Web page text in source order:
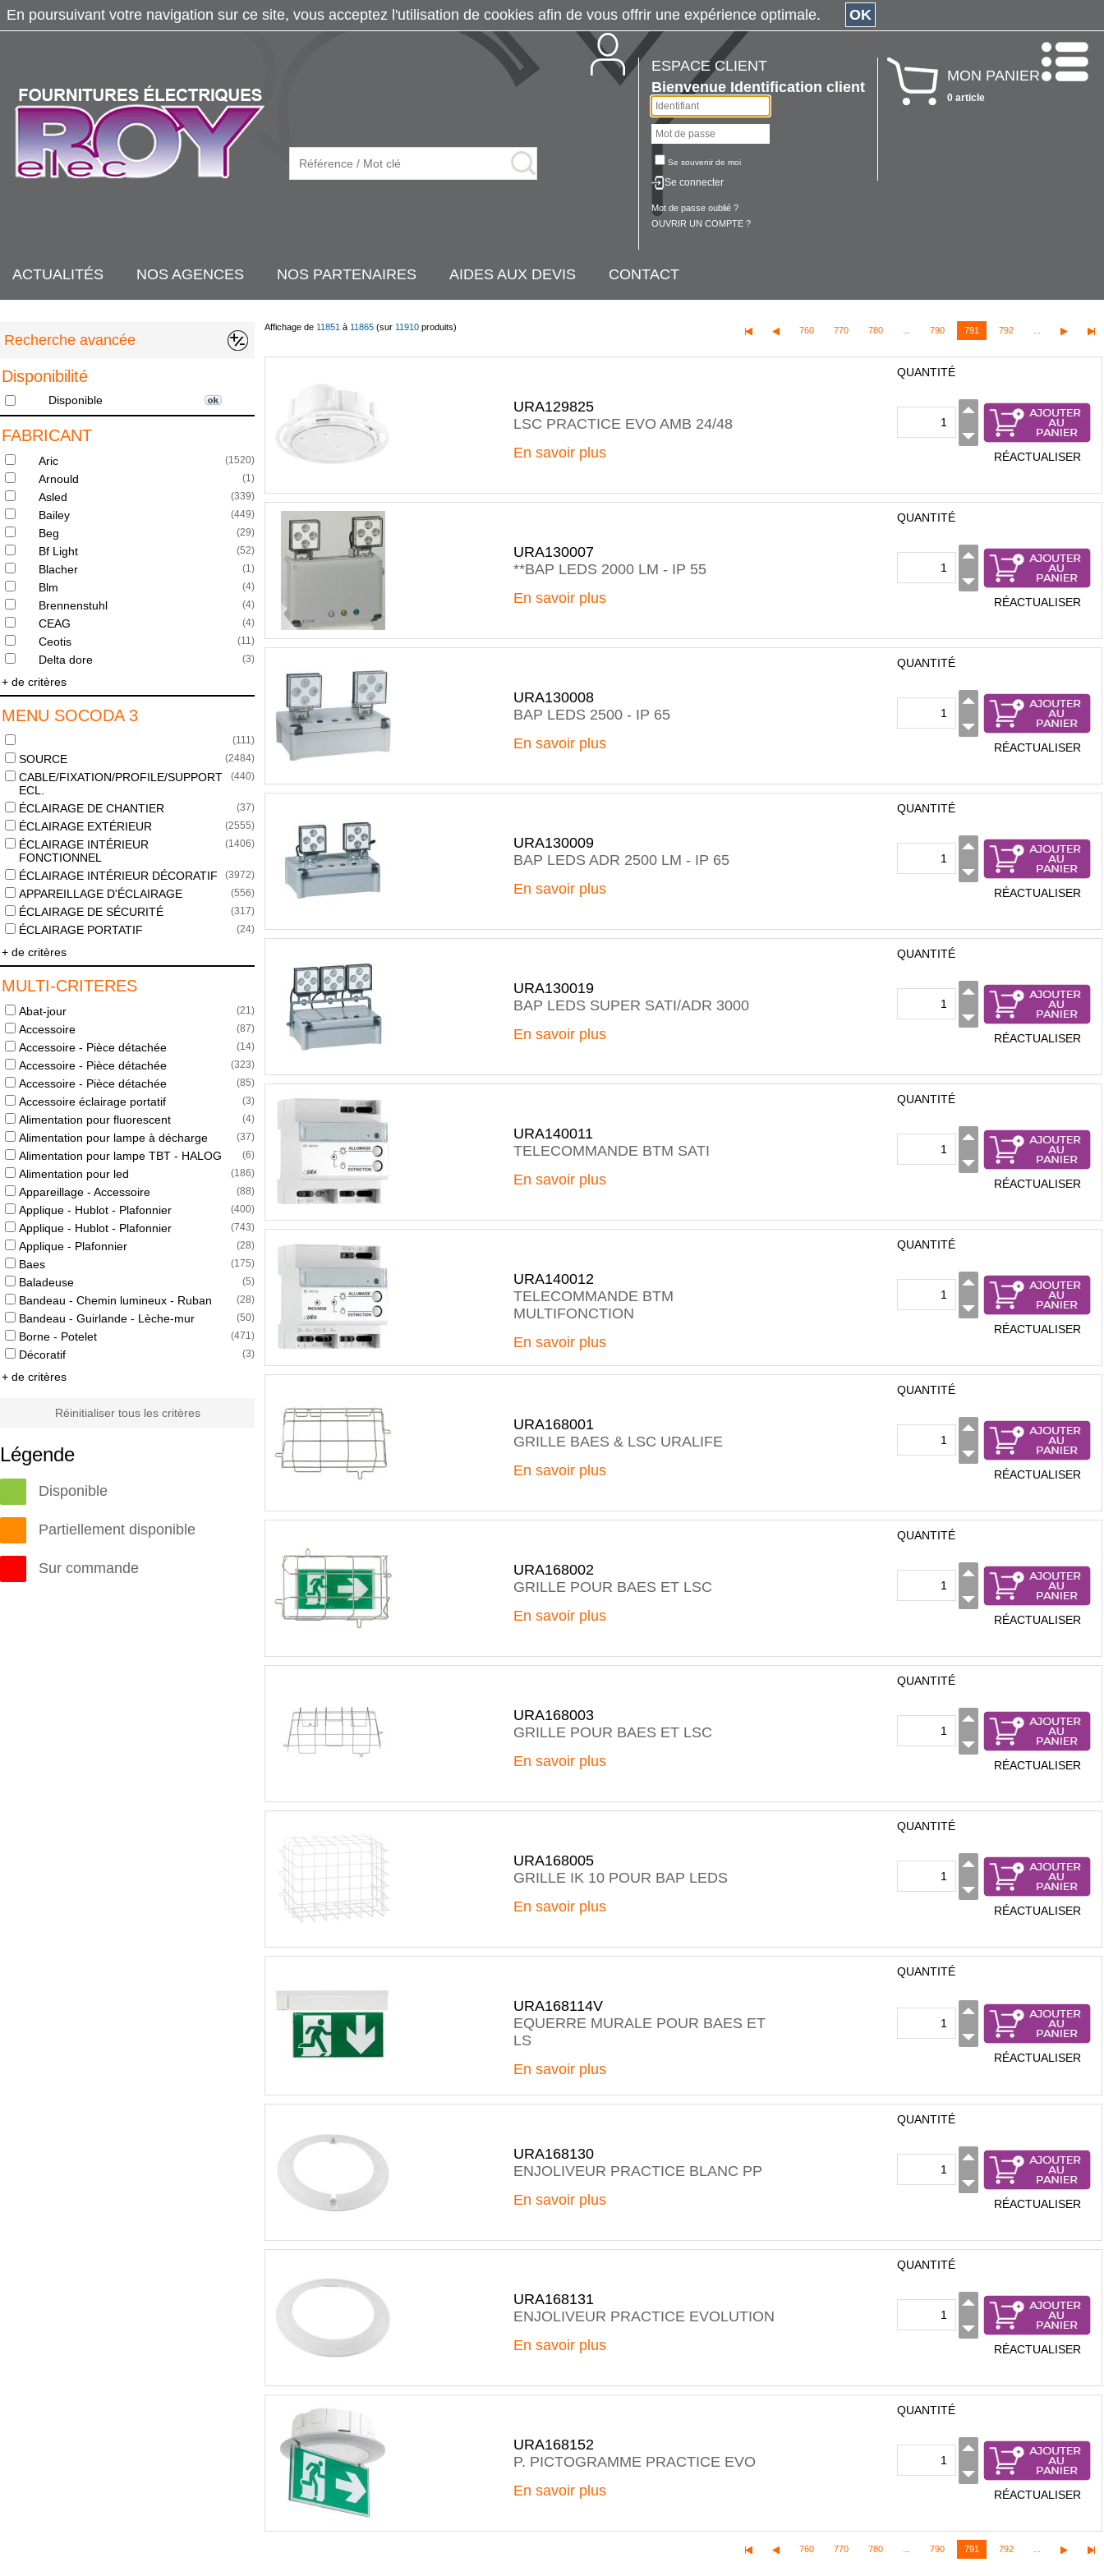
ESPACE CLIENT
Bienvenue Identification client
Se souvenir de moi
Se connecter
Mot de passe oublié ?
OUVRIR UN COMPTE ?
MON PANIER
0 article
ACTUALITÉS NOS AGENCES NOS PARTENAIRES AIDES AUX DEVIS CONTACT
Recherche avancée
Disponibilité
Disponible
FABRICANT
Aric (1520)
Arnould (1)
Asled (339)
Bailey (449)
Beg (29)
Bf Light (52)
Blacher (1)
Blm (4)
Brennenstuhl (4)
CEAG (4)
Ceotis (11)
Delta dore (3)
+ de critères
MENU SOCODA 3
(111)
SOURCE (2484)
CABLE/FIXATION/PROFILE/SUPPORT
ECL.
(440)
ÉCLAIRAGE DE CHANTIER (37)
ÉCLAIRAGE EXTÉRIEUR (2555)
ÉCLAIRAGE INTÉRIEUR
FONCTIONNEL
(1406)
ÉCLAIRAGE INTÉRIEUR DÉCORATIF (3972)
APPAREILLAGE D'ÉCLAIRAGE (556)
ÉCLAIRAGE DE SÉCURITÉ (317)
ÉCLAIRAGE PORTATIF (24)
+ de critères
MULTI-CRITERES
Abat-jour (21)
Accessoire (87)
Accessoire - Pièce détachée (14)
Accessoire - Pièce détachée (323)
Accessoire - Pièce détachée (85)
Accessoire éclairage portatif (3)
Alimentation pour fluorescent (4)
Alimentation pour lampe à décharge (37)
Alimentation pour lampe TBT - HALOG (6)
Alimentation pour led (186)
Appareillage - Accessoire (88)
Applique - Hublot - Plafonnier (400)
Applique - Hublot - Plafonnier (743)
Applique - Plafonnier (28)
Baes (175)
Baladeuse (5)
Bandeau - Chemin lumineux - Ruban (28)
Bandeau - Guirlande - Lèche-mur (50)
Borne - Potelet (471)
Décoratif (3)
+ de critères
Réinitialiser tous les critères
Légende
Disponible
Partiellement disponible
Sur commande
Affichage de 11851 à 11865 (sur 11910 produits) 760 770 780 790 791 792
URA129825
LSC PRACTICE EVO AMB 24/48
En savoir plus
QUANTITÉ
RÉACTUALISER
URA130007
**BAP LEDS 2000 LM - IP 55
En savoir plus
QUANTITÉ
RÉACTUALISER
URA130008
BAP LEDS 2500 - IP 65
En savoir plus
QUANTITÉ
RÉACTUALISER
URA130009
BAP LEDS ADR 2500 LM - IP 65
En savoir plus
QUANTITÉ
RÉACTUALISER
URA130019
BAP LEDS SUPER SATI/ADR 3000
En savoir plus
QUANTITÉ
RÉACTUALISER
URA140011
TELECOMMANDE BTM SATI
En savoir plus
QUANTITÉ
RÉACTUALISER
URA140012
TELECOMMANDE BTM
MULTIFONCTION
En savoir plus
QUANTITÉ
RÉACTUALISER
URA168001
GRILLE BAES & LSC URALIFE
En savoir plus
QUANTITÉ
RÉACTUALISER
URA168002
GRILLE POUR BAES ET LSC
En savoir plus
QUANTITÉ
RÉACTUALISER
URA168003
GRILLE POUR BAES ET LSC
En savoir plus
QUANTITÉ
RÉACTUALISER
URA168005
GRILLE IK 10 POUR BAP LEDS
En savoir plus
QUANTITÉ
RÉACTUALISER
URA168114V
EQUERRE MURALE POUR BAES ET
LS
En savoir plus
QUANTITÉ
RÉACTUALISER
URA168130
ENJOLIVEUR PRACTICE BLANC PP
En savoir plus
QUANTITÉ
RÉACTUALISER
URA168131
ENJOLIVEUR PRACTICE EVOLUTION
En savoir plus
QUANTITÉ
RÉACTUALISER
URA168152
P. PICTOGRAMME PRACTICE EVO
En savoir plus
QUANTITÉ
RÉACTUALISER
760 770 780 790 791 792
En poursuivant votre navigation sur ce site, vous acceptez l'utilisation de cookies afin de vous offrir une expérience optimale. OK